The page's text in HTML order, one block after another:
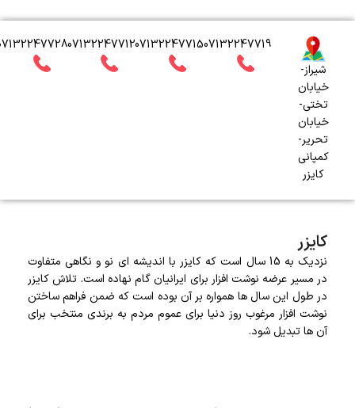
071322477120713224771507132247719
شیراز-
خیابان
تختی-
خیابان
تحریر-
کمپانی
کایزر
کایزر
نزدیک به 15 سال است که کایزر با اندیشه ای نو و نگاهی متفاوت
در مسیر عرضه نوشت افزار برای ایرانیان گام نهاده است. تلاش کایزر
در طول این سال ها همواره بر آن بوده است که ضمن فراهم ساختن
نوشت افزار مرغوب روز دنیا برای عموم مردم به برندی منتخب برای
آن ها تبدیل شود.